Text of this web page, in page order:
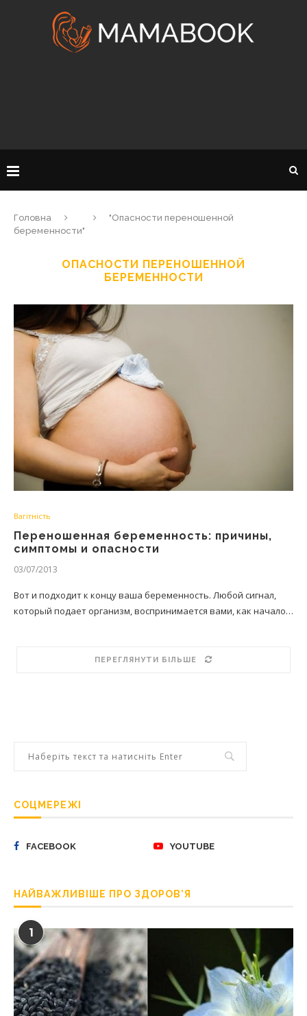
Головна
"Опасности переношенной
беременности"
ОПАСНОСТИ ПЕРЕНОШЕННОЙ
БЕРЕМЕННОСТИ
Вагітність
Переношенная беременность: причины,
симптомы и опасности
03/07/2013
Вот и подходит к концу ваша беременность. Любой сигнал,
который подает организм, воспринимается вами, как начало…
ПЕРЕГЛЯНУТИ БІЛЬШЕ
СОЦМЕРЕЖІ
FACEBOOK YOUTUBE
НАЙВАЖЛИВІШЕ ПРО ЗДОРОВ’Я
1